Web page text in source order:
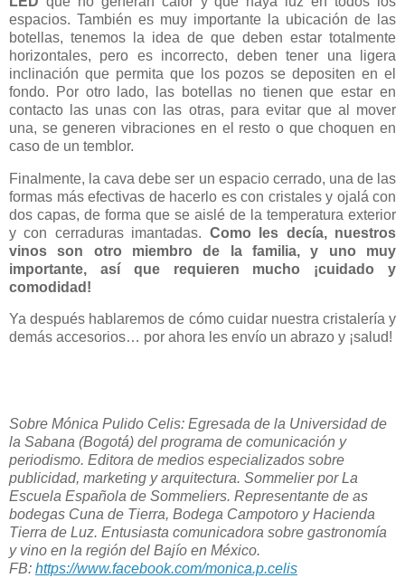
espacios. También es muy importante la ubicación de las
botellas, tenemos la idea de que deben estar totalmente
horizontales, pero es incorrecto, deben tener una ligera
inclinación que permita que los pozos se depositen en el
fondo. Por otro lado, las botellas no tienen que estar en
contacto las unas con las otras, para evitar que al mover
una, se generen vibraciones en el resto o que choquen en
caso de un temblor.
Finalmente, la cava debe ser un espacio cerrado, una de las
formas más efectivas de hacerlo es con cristales y ojalá con
dos capas, de forma que se aislé de la temperatura exterior
y con cerraduras imantadas. Como les decía, nuestros
vinos son otro miembro de la familia, y uno muy
importante, así que requieren mucho ¡cuidado y
comodidad!
Ya después hablaremos de cómo cuidar nuestra cristalería y
demás accesorios… por ahora les envío un abrazo y ¡salud!
Sobre Mónica Pulido Celis: Egresada de la Universidad de
la Sabana (Bogotá) del programa de comunicación y
periodismo. Editora de medios especializados sobre
publicidad, marketing y arquitectura. Sommelier por La
Escuela Española de Sommeliers. Representante de as
bodegas Cuna de Tierra, Bodega Campotoro y Hacienda
Tierra de Luz. Entusiasta comunicadora sobre gastronomía
y vino en la región del Bajío en México.
FB: https://www.facebook.com/monica.p.celis